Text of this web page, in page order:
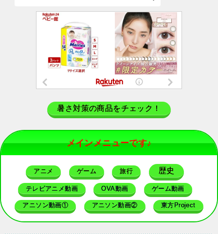
暑さ対策の商品をチェック！
メインメニューです♪
アニメ ゲーム 旅行 歴史
テレビアニメ動画 OVA動画 ゲーム動画
アニソン動画① アニソン動画② 東方Project